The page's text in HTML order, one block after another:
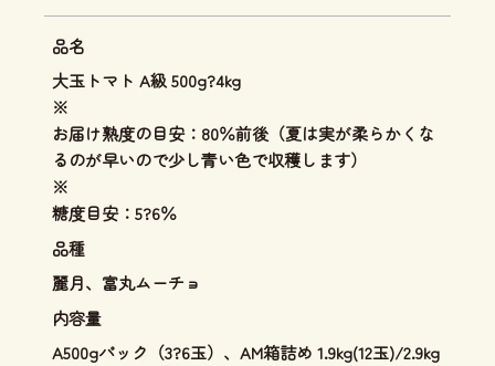
品名
大玉トマト A級 500g?4kg
※
お届け熟度の目安：80％前後（夏は実が柔らかくな
るのが早いので少し青い色で収穫します）
※
糖度目安：5?6％
品種
麗月、富丸ムーチョ
内容量
A500gパック（3?6玉）、AM箱詰め 1.9kg(12玉)/2.9kg